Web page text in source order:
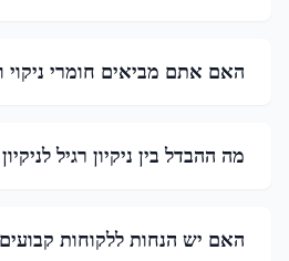
האם אתם מביאים חומרי ניקוי
מה ההבדל בין ניקיון רגיל
האם יש הנחות ללקוחות